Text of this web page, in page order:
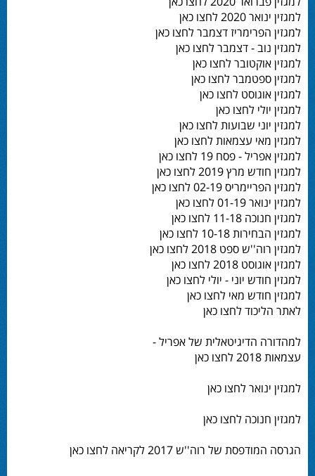
למגזין ינואר 2020 לחצו כאן
למגזין הפרימריז דצמבר לחצו כאן
למגזין נוב - דצמבר לחצו כאן
למגזין אוקטובר לחצו כאן
למגזין ספטמבר לחצו כאן
למגזין אוגוסט לחצו כאן
למגזין יולי לחצו כאן
למגזין יוני שבועות לחצו כאן
למגזין מאי עצמאות לחצו כאן
למגזין אפריל - פסח 19 לחצו כאן
למגזין חודש מרץ 2019 לחצו כאן
למגזין הפריימריס 02-19 לחצו כאן
למגזין ינואר 01-19 לחצו כאן
למגזין חנוכה 11-18 לחצו כאן
למגזין הבחירות 10-18 לחצו כאן
למגזין רוה''ש ספט 2018 לחצו כאן
למגזין אוגוסט 2018 לחצו כאן
למגזין חודש יוני - יולי לחצו כאן
למגזין חודש מאי לחצו כאן
לאתר הליכוד לחצו כאן
למהדורה הדיגיטאלית של אפריל -
עצמאות 2018 לחצו כאן
למגזין ינואר לחצו כאן
למגזין חנוכה לחצו כאן
הגרסה המודפסת של רוה''ש 2017 לקריאה לחצו כאן